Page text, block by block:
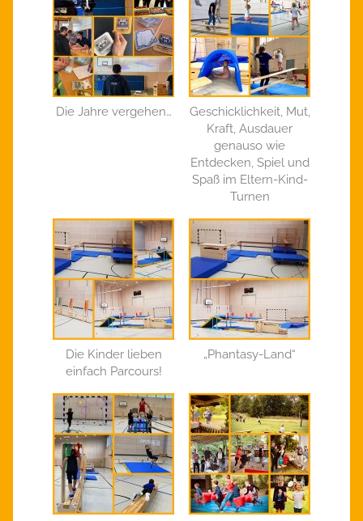
Die Jahre vergehen…
Geschicklichkeit, Mut,
Kraft, Ausdauer
genauso wie
Entdecken, Spiel und
Spaß im Eltern-Kind-
Turnen
Die Kinder lieben
einfach Parcours!
„Phantasy-Land“